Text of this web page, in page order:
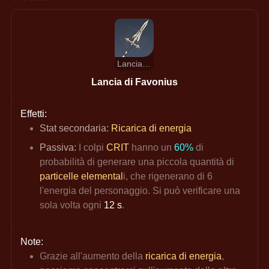
Lancia di Favonius
Lancia di Favonius
Effetti:
Stat secondaria: Ricarica di energia
Passiva: I colpi CRIT hanno un 60% di
probabilità di generare una piccola quantità di
particelle elemental i, che rigenerano di 6
l'energia del personaggio. Si può verificare una
sola volta ogni 12 s.
Note:
Grazie all'aumento della ricarica di energia,